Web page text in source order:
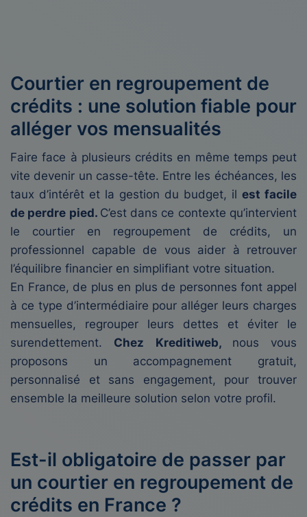
Courtier en regroupement de
crédits : une solution fiable pour
alléger vos mensualités
Faire face à plusieurs crédits en même temps peut
vite devenir un casse-tête. Entre les échéances, les
taux d’intérêt et la gestion du budget, il est facile
de perdre pied. C’est dans ce contexte qu’intervient
le courtier en regroupement de crédits, un
professionnel capable de vous aider à retrouver
l’équilibre financier en simplifiant votre situation.
En France, de plus en plus de personnes font appel
à ce type d’intermédiaire pour alléger leurs charges
mensuelles, regrouper leurs dettes et éviter le
surendettement. Chez Kreditiweb, nous vous
proposons un accompagnement gratuit,
personnalisé et sans engagement, pour trouver
ensemble la meilleure solution selon votre profil.
Est-il obligatoire de passer par
un courtier en regroupement de
crédits en France ?